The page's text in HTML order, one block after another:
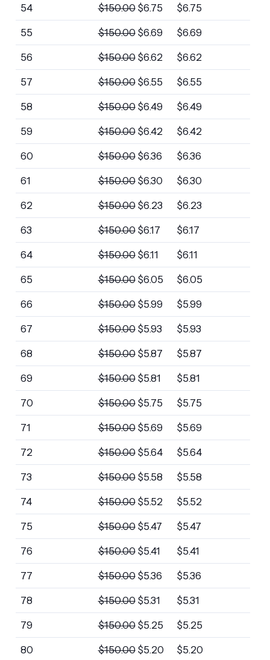
54 $150.00 $6.75 $6.75
55 $150.00 $6.69 $6.69
56 $150.00 $6.62 $6.62
57 $150.00 $6.55 $6.55
58 $150.00 $6.49 $6.49
59 $150.00 $6.42 $6.42
60 $150.00 $6.36 $6.36
61 $150.00 $6.30 $6.30
62 $150.00 $6.23 $6.23
63 $150.00 $6.17 $6.17
64 $150.00 $6.11 $6.11
65 $150.00 $6.05 $6.05
66 $150.00 $5.99 $5.99
67 $150.00 $5.93 $5.93
68 $150.00 $5.87 $5.87
69 $150.00 $5.81 $5.81
70 $150.00 $5.75 $5.75
71 $150.00 $5.69 $5.69
72 $150.00 $5.64 $5.64
73 $150.00 $5.58 $5.58
74 $150.00 $5.52 $5.52
75 $150.00 $5.47 $5.47
76 $150.00 $5.41 $5.41
77 $150.00 $5.36 $5.36
78 $150.00 $5.31 $5.31
79 $150.00 $5.25 $5.25
80 $150.00 $5.20 $5.20